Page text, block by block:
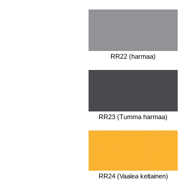
RR22 (harmaa)
RR23 (Tumma harmaa)
RR24 (Vaalea keltainen)